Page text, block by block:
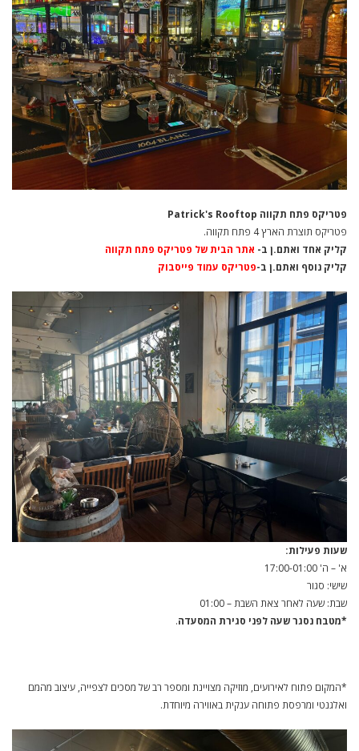
פטריקס פתח תקווה Patrick's Rooftop
פטריקס תוצרת הארץ 4 פתח תקווה.
קליק אחד ואתם.ן ב- אתר הבית של פטריקס פתח תקווה
קליק נוסף ואתם.ן ב-פטריקס עמוד פייסבוק
שעות פעילות:
א' – ה' 17:00-01:00
שישי: סגור
שבת: שעה לאחר צאת השבת – 01:00
*מטבח נסגר שעה לפני סגירת המסעדה.
*המקום פתוח לאירועים, מוזיקה מצויינת ומספר רב של מסכים לצפייה, עיצוב מהמם
ואלגנטי ומרפסת פתוחה ענקית באווירה מיוחדת.